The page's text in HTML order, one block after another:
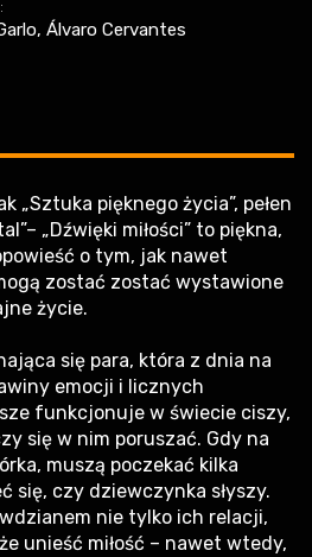
Álvaro Cervantes
„Sztuka pięknego życia”, pełen
„Dźwięki miłości” to piękna,
o tym, jak nawet
zostać zostać wystawione
życie.
się para, która z dnia na
emocji i licznych
funkcjonuje w świecie ciszy,
się w nim poruszać. Gdy na
muszą poczekać kilka
się, czy dziewczynka słyszy.
nie tylko ich relacji,
unieść miłość – nawet wtedy,